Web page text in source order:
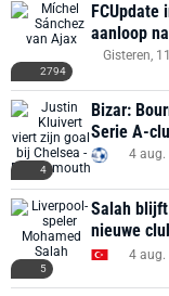
2794
FCUpdate
aanloop
Gisteren,
4
Bizar:
Serie A-
4 aug.
5
Salah
nieuwe
4 aug.